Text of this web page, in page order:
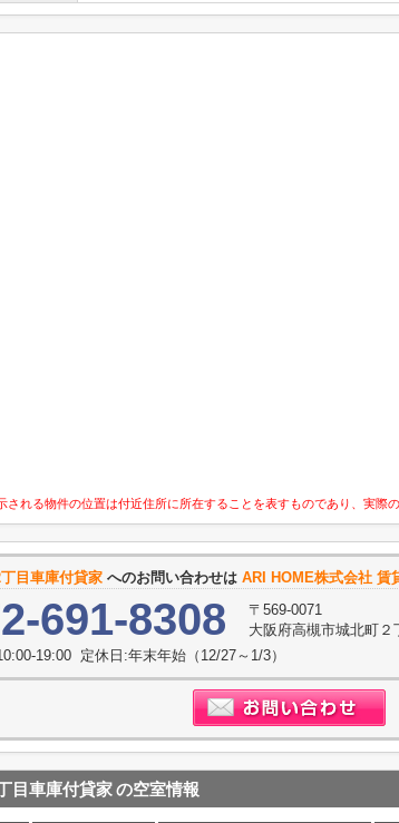
される物件の位置は付近住所に所在することを表すものであり、実際
目車庫付貸家 へのお問い合わせは ARI HOME株式会社
691-8308
〒569-0071
大阪府高槻市城北町
19:00 定休日:年末年始（12/27～1/3）
目車庫付貸家の空室情報